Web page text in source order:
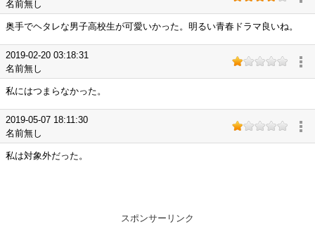
名前無し
奥手でヘタレな男子高校生が可愛いかった。明るい青春ドラマ良いね。
2019-02-20 03:18:31
名前無し
私にはつまらなかった。
2019-05-07 18:11:30
名前無し
私は対象外だった。
スポンサーリンク